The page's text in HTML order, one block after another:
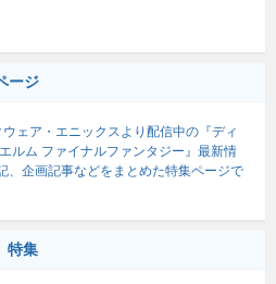
ージ
ウェア・エニックスより配信中の『ディ
ルム ファイナルファンタジー』最新情
、企画記事などをまとめた特集ページで
特集